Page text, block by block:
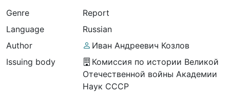
Genre
Report
Language
Russian
Author
Иван Андреевич Козлов
Issuing body
Комиссия по истории Великой
Отечественной войны Академии
Наук СССР